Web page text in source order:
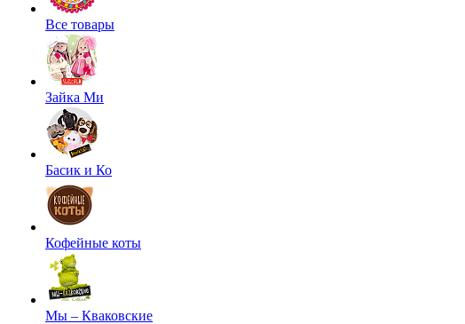
Все товары
Зайка Ми
Басик и Ко
Кофейные коты
Мы – Кваковские